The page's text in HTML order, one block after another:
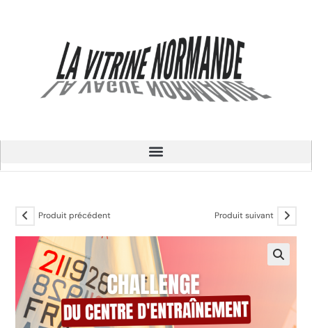
Produit précédent Produit suivant